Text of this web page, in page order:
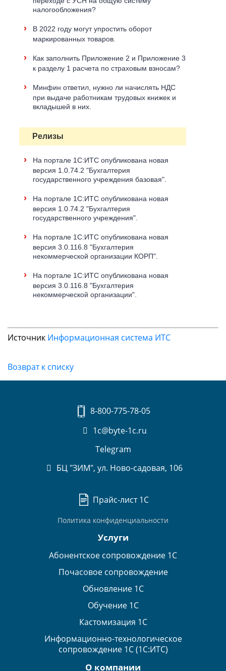
налогообложения?
›
В 2022 году могут упростить оборот
маркированных товаров.
›
Как заполнить Приложение 2 и Приложение 3
к разделу 1 расчета по страховым взносам?
›
Минфин ответил, нужно ли начислять НДС
при выдаче работникам трудовых книжек и
вкладышей в них.
Релизы
›
На портале 1С:ИТС опубликована новая
версия 1.0.74.2 "Бухгалтерия
государственного учреждения базовая".
›
На портале 1С:ИТС опубликована новая
версия 1.0.74.2 "Бухгалтерия
государственного учреждения".
›
На портале 1С:ИТС опубликована новая
версия 3.0.116.8 "Бухгалтерия
некоммерческой организации КОРП".
›
На портале 1С:ИТС опубликована новая
версия 3.0.116.8 "Бухгалтерия
некоммерческой организации".
Источник Информационная система ИТС
Возврат к списку
8-800-775-78-05
1c@byte-1c.ru
Telegram
БЦ "ЗИМ", ул. Ново-садовая, 106
Прайс-лист 1С
Политика конфиденциальности
Услуги
Абонентское сопровождение 1С
Почасовое сопровождение
Обновление 1С
Обучение 1С
Кастомизация 1С
Информационно-технологическое
сопровождение 1С (1С:ИТС)
О компании